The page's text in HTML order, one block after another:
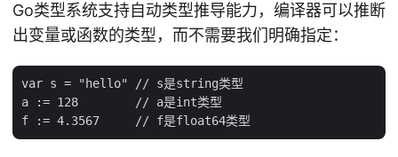
Go类型系统支持自动类型推导能力，编译器可以推断
出变量或函数的类型，而不需要我们明确指定：
var s = "hello" // s是string类型
a := 128        // a是int类型